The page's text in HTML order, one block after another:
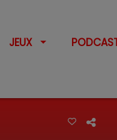
JEUX